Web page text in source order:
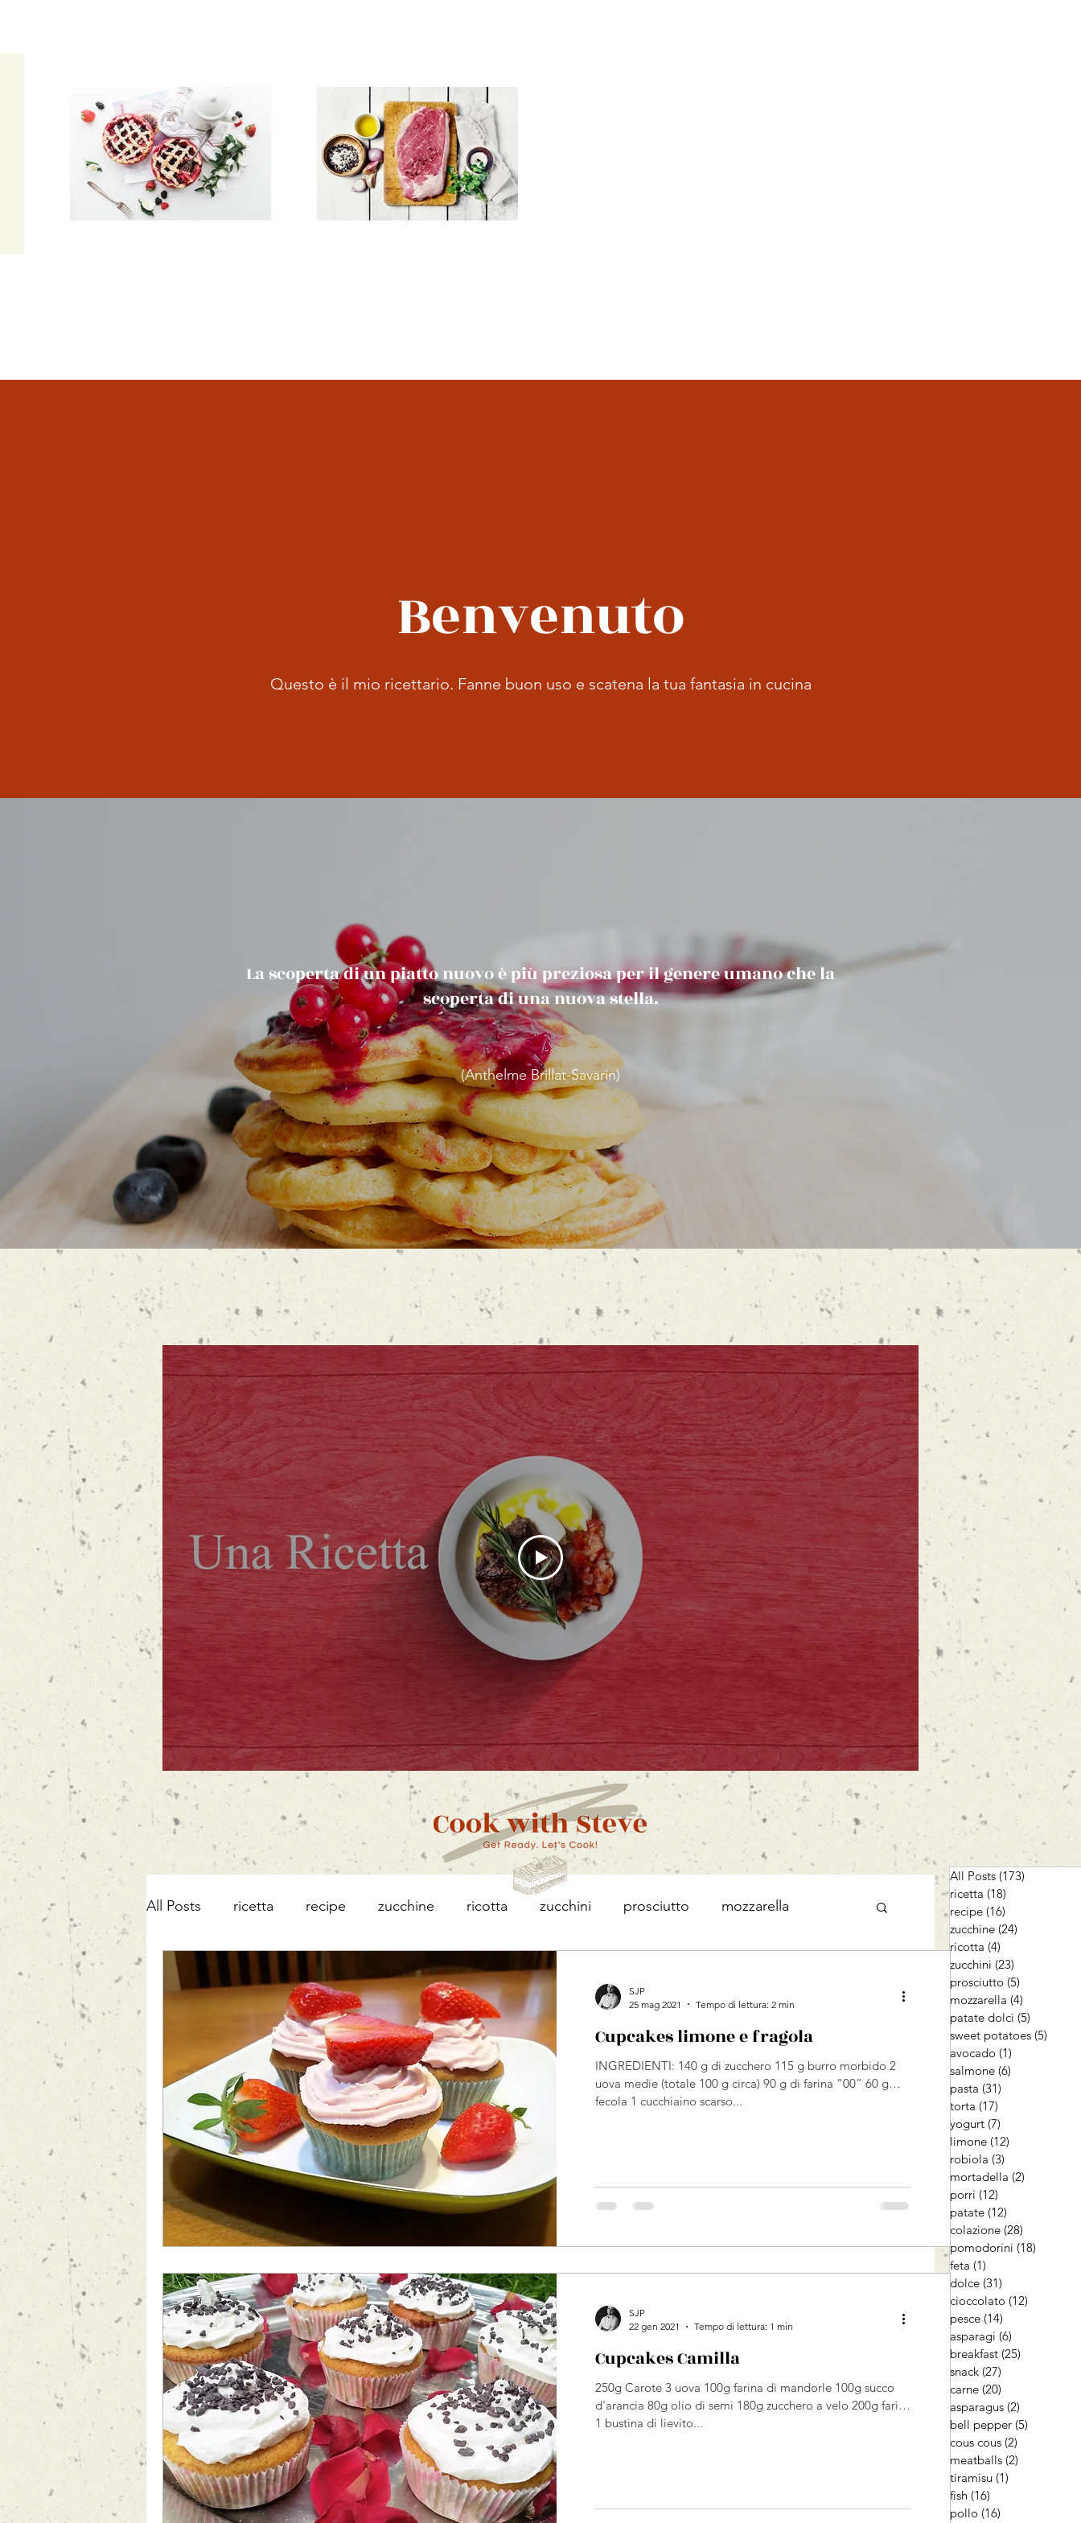
Benvenuto
Questo è il mio ricettario. Fanne buon uso e scatena la tua fantasia in cucina
La scoperta di un piatto nuovo è più preziosa per il genere umano che la
scoperta di una nuova stella.
(Anthelme Brillat-Savarin)
All Posts (173)
ricetta (18)
recipe (16)
zucchine (24)
ricotta (4)
zucchini (23)
prosciutto (5)
mozzarella (4)
patate dolci (5)
sweet potatoes (5)
avocado (1)
salmone (6)
pasta (31)
torta (17)
yogurt (7)
limone (12)
robiola (3)
mortadella (2)
porri (12)
patate (12)
colazione (28)
pomodorini (18)
feta (1)
dolce (31)
cioccolato (12)
pesce (14)
asparagi (6)
breakfast (25)
snack (27)
carne (20)
asparagus (2)
bell pepper (5)
cous cous (2)
meatballs (2)
tiramisu (1)
fish (16)
pollo (16)
All Posts ricetta recipe zucchine ricotta zucchini prosciutto mozzarella
patate dolci avocado salmone
mortadella porri patate colazione pomodorini feta dolce
cioccolato pesce asparagi breakfast carne asparagus
SJP
25 mag 2021
Tempo di lettura: 2 min
Cupcakes limone e fragola
INGREDIENTI: 140 g di zucchero 115 g burro morbido 2
uova medie (totale 100 g circa) 90 g di farina “00” 60 g
fecola 1 cucchiaino scarso...
SJP
22 gen 2021
Tempo di lettura: 1 min
Cupcakes Camilla
250g Carote 3 uova 100g farina di mandorle 100g succo
d'arancia 80g olio di semi 180g zucchero a velo 200g farina
1 bustina di lievito...